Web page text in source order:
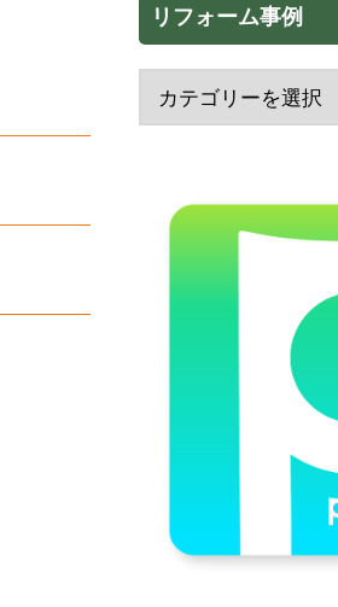
リフォーム事例